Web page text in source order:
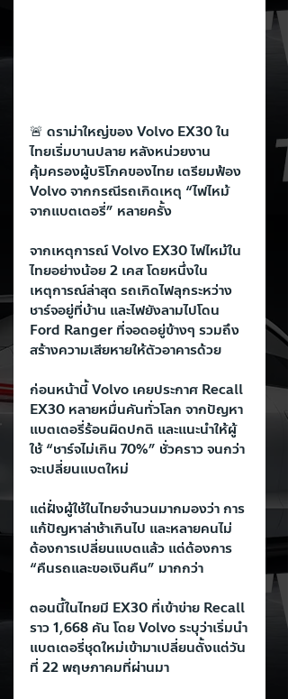
🚨 ดราม่าใหญ่ของ Volvo EX30 ใน
ไทยเริ่มบานปลาย หลังหน่วยงาน
คุ้มครองผู้บริโภคของไทย เตรียมฟ้อง
Volvo จากกรณีรถเกิดเหตุ “ไฟไหม้
จากแบตเตอรี่” หลายครั้ง
จากเหตุการณ์ Volvo EX30 ไฟไหม้ใน
ไทยอย่างน้อย 2 เคส โดยหนึ่งใน
เหตุการณ์ล่าสุด รถเกิดไฟลุกระหว่าง
ชาร์จอยู่ที่บ้าน และไฟยังลามไปโดน
Ford Ranger ที่จอดอยู่ข้างๆ รวมถึง
สร้างความเสียหายให้ตัวอาคารด้วย
ก่อนหน้านี้ Volvo เคยประกาศ Recall
EX30 หลายหมื่นคันทั่วโลก จากปัญหา
แบตเตอรี่ร้อนผิดปกติ และแนะนำให้ผู้
ใช้ “ชาร์จไม่เกิน 70%” ชั่วคราว จนกว่า
จะเปลี่ยนแบตใหม่
แต่ฝั่งผู้ใช้ในไทยจำนวนมากมองว่า การ
แก้ปัญหาล่าช้าเกินไป และหลายคนไม่
ต้องการเปลี่ยนแบตแล้ว แต่ต้องการ
“คืนรถและขอเงินคืน” มากกว่า
ตอนนี้ในไทยมี EX30 ที่เข้าข่าย Recall
ราว 1,668 คัน โดย Volvo ระบุว่าเริ่มนำ
แบตเตอรี่ชุดใหม่เข้ามาเปลี่ยนตั้งแต่วัน
ที่ 22 พฤษภาคมที่ผ่านมา